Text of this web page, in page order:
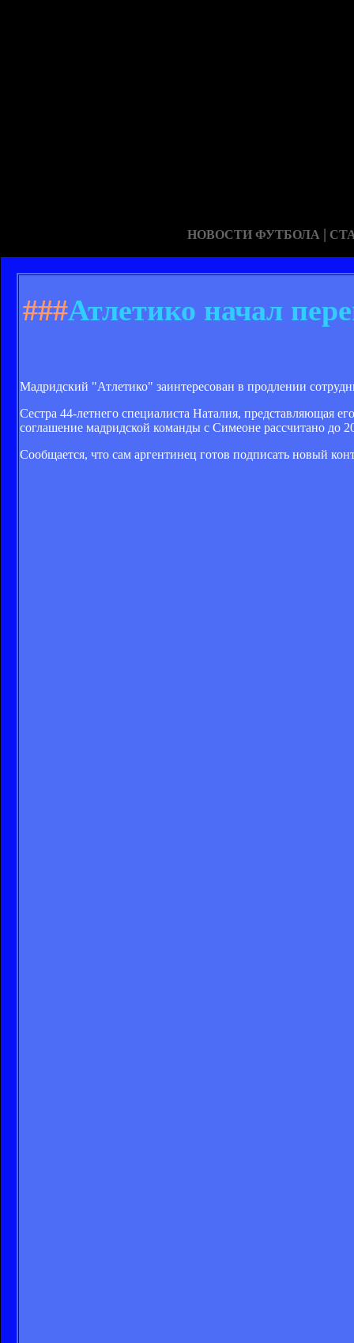
НОВОСТИ ФУТБОЛА |
###Атлетико начал
Мадридский "Атлетико" заинтересован в продлении
Сестра 44-летнего специалиста Наталия, представляющая
соглашение мадридской команды с Симеоне рассчитано до
Сообщается, что сам аргентинец готов подписать новый